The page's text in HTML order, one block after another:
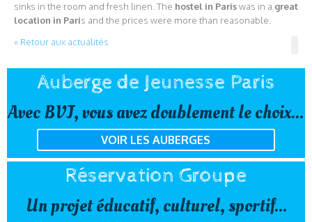
sinks in the room and fresh linen. The hostel in Pariswas in a great
location in Paris and the prices were more than reasonable.
« Retour aux actualités
Auberge de Jeunesse Paris
Avec BVJ, vous avez doublement le choix...
VOIR LES AUBERGES
Réservation Groupe
Un projet éducatif, culturel, sportif...